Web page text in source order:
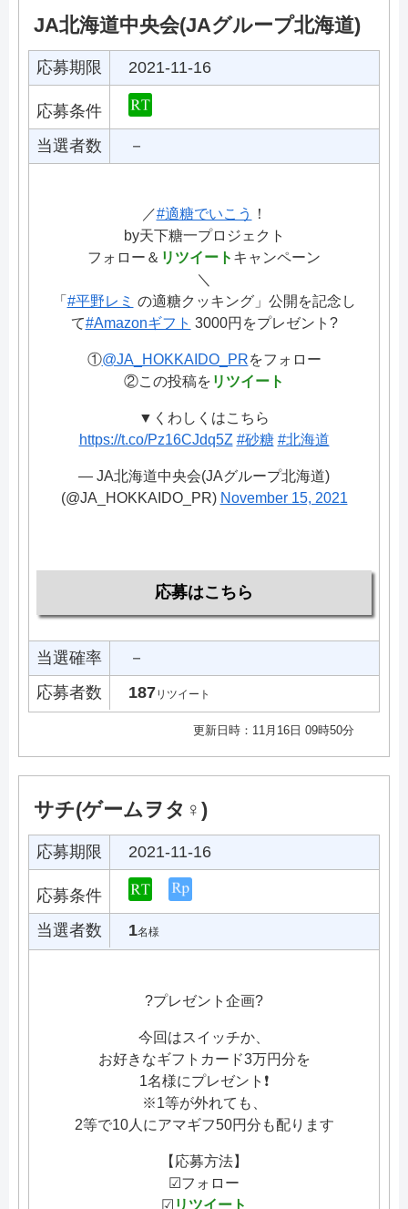
JA北海道中央会(JAグループ北海道)
応募期限 2021-11-16
応募条件
当選者数
－
／#適糖でいこう
！
by天下糖一プロジェクト
フォロー＆ リツイート キャンペーン
＼
「 #平野レミ の適糖クッキング」公開を記念し
て#Amazonギフト 3000円をプレゼント?
①@JA_HOKKAIDO_PRをフォロー
②この投稿を リツイート
▼くわしくはこちら
https://t.co/Pz16CJdq5Z #砂糖 #北海道
— JA北海道中央会(JAグループ北海道)
(@JA_HOKKAIDO_PR) November 15, 2021
応募はこちら
当選確率
－
応募者数
187リツイート
更新日時：11月16日 09時50分
サチ(ゲームヲタ♀)
応募期限 2021-11-16
応募条件
当選者数
1名様
?プレゼント企画?
今回はスイッチか、
お好きなギフトカード3万円分を
1名様にプレゼント❗️
※1等が外れても、
2等で10人にアマギフ50円分も配ります
【応募方法】
☑フォロー
☑ リツイート